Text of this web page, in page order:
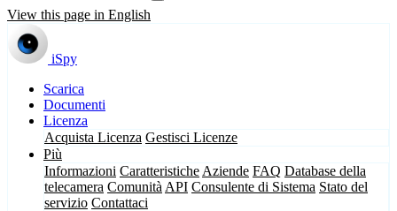
View this page in English
iSpy
Scarica
Documenti
Licenza
Acquista Licenza Gestisci Licenze
Più
Informazioni Caratteristiche Aziende FAQ Database della
telecamera Comunità API Consulente di Sistema Stato del
servizio Contattaci